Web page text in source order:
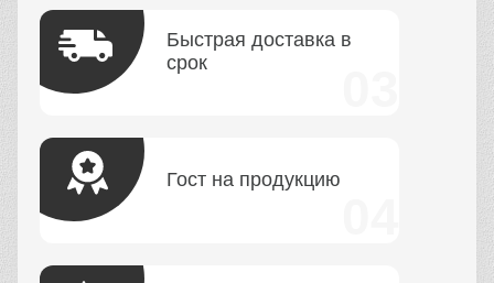
Быстрая доставка в
срок
Гост на продукцию